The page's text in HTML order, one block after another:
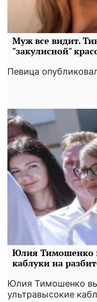
Муж все видит.
"закулисной"
Певица
Юлия Тимошенко
каблуки на
Юлия Тимошенко
ультравысокие